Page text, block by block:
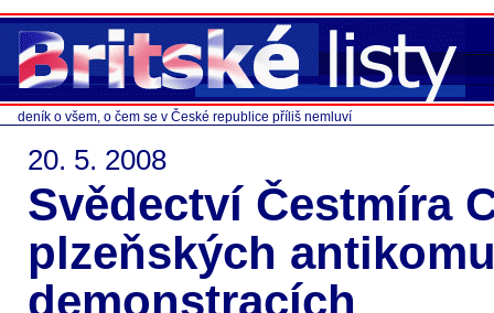
deník o všem, o čem se v České republice příliš nemluví
20. 5. 2008
Svědectví Čestmíra
plzeňských
demonstracích